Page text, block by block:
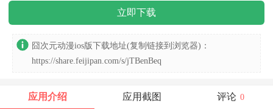
立即下载
囧次元动漫ios版下载地址(复制链接到浏览器)：
https://share.feijipan.com/s/jTBenBeq
应用介绍 应用截图 评论 0